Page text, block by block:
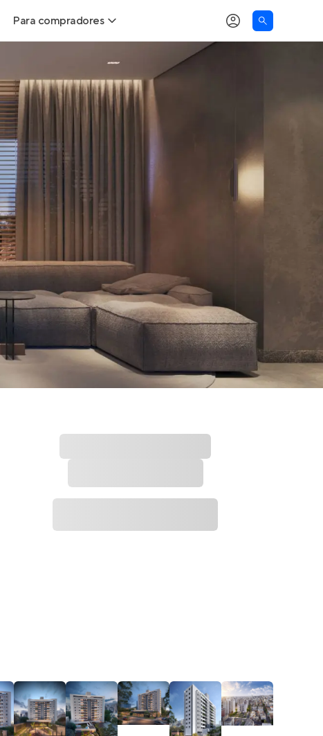
Para compradores
Buscar um imóvel novo
Calcule seu Poder de Compra
Correção do INCC
Simulador de Financiamento